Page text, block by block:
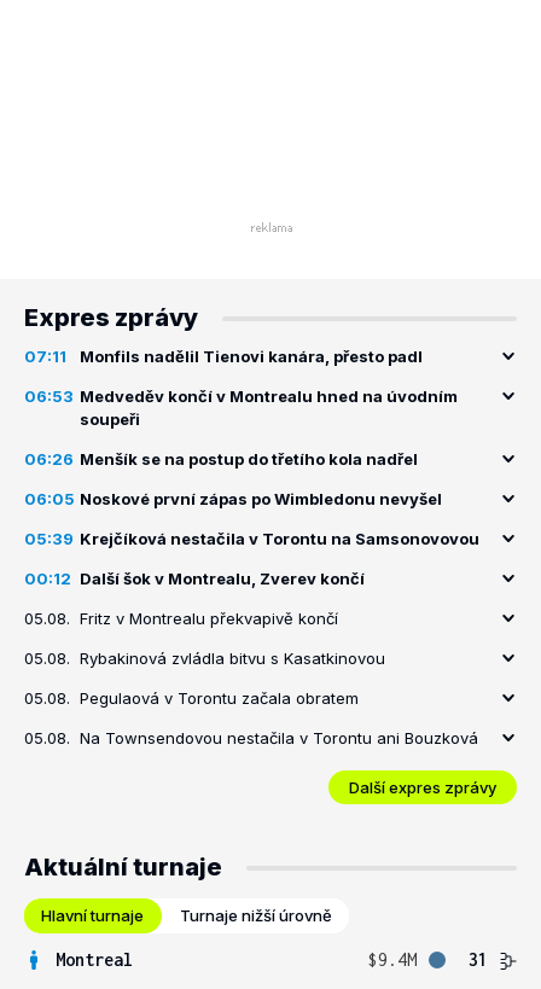
Expres zprávy
07:11 Monfils nadělil Tienovi kanára, přesto padl
06:53 Medveděv končí v Montrealu hned na úvodním
soupeři
06:26 Menšík se na postup do třetího kola nadřel
06:05 Noskové první zápas po Wimbledonu nevyšel
05:39 Krejčíková nestačila v Torontu na Samsonovovou
00:12 Další šok v Montrealu, Zverev končí
05.08. Fritz v Montrealu překvapivě končí
05.08. Rybakinová zvládla bitvu s Kasatkinovou
05.08. Pegulaová v Torontu začala obratem
05.08. Na Townsendovou nestačila v Torontu ani Bouzková
Další expres zprávy
Aktuální turnaje
Hlavní turnaje Turnaje nižší úrovně
Montreal $9.4M
31